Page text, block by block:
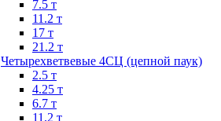
7.5 т
11.2 т
17 т
21.2 т
Четырехветвевые 4СЦ (цепной паук)
2.5 т
4.25 т
6.7 т
11.2 т